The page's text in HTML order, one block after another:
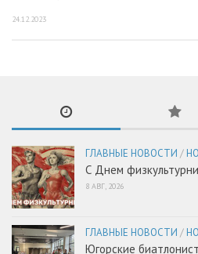
24.12.2023
ГЛАВНЫЕ НОВОСТИ /
С Днем
8 АВГ, 2026
ГЛАВНЫЕ НОВОСТИ /
Югорские